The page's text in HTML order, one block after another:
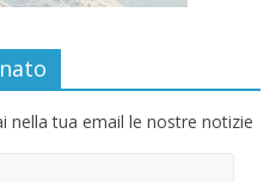
nella tua email le nostre notizie